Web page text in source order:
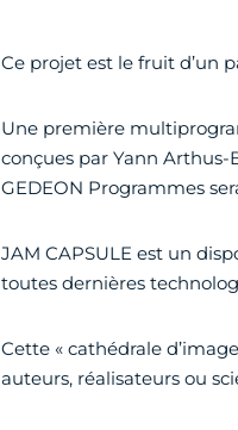
Ce projet est le fruit d’un
Une première
conçues par Yann
GEDEON Programmes
JAM CAPSULE est un
toutes dernières
Cette « cathédrale
auteurs, réalisateurs ou